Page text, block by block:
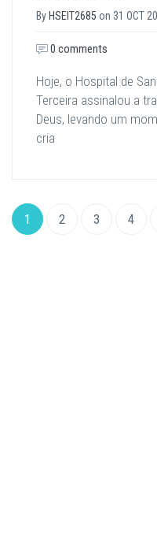
By HSEIT2685 on 31 OCT
0 comments
Hoje, o Hospital de
Terceira assinalou a
Deus, levando um
cria
Pagination
Current
page
1 Page
2 Page
3 Page
4